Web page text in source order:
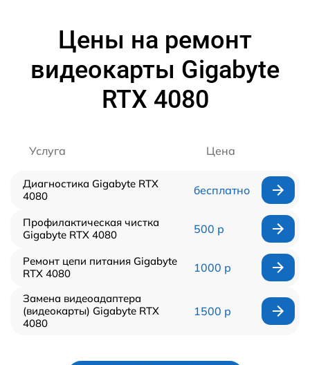
Цены на ремонт
видеокарты Gigabyte
RTX 4080
Услуга Цена
Диагностика Gigabyte RTX
4080
бесплатно
Профилактическая чистка
Gigabyte RTX 4080
500 р
Ремонт цепи питания Gigabyte
RTX 4080
1000 р
Замена видеоадаптера
(видеокарты) Gigabyte RTX
4080
1500 р